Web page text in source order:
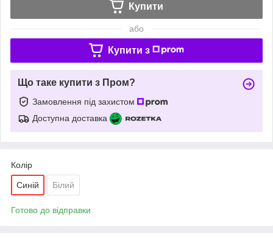
Купити
або
Купити з
Що таке купити з Пром?
Замовлення під захистом
Доступна доставка
Колір
Синій Білий
Готово до відправки